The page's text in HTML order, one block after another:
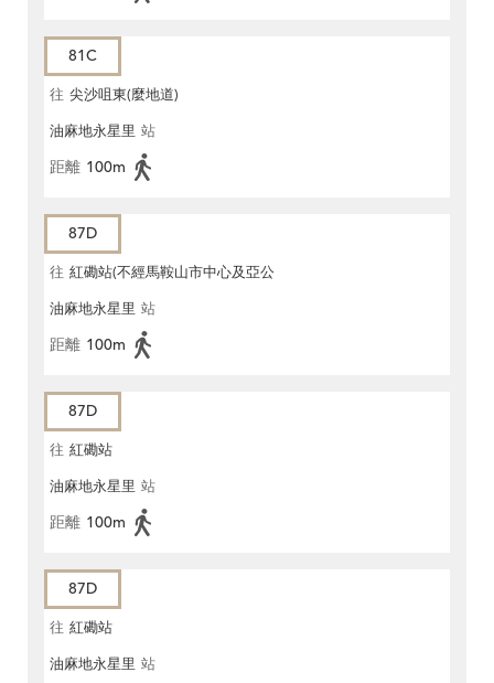
81C
往 尖沙咀東(麼地道)
油麻地永星里 站
距離 100m
87D
往 紅磡站(不經馬鞍山市中心及亞公
角街)
油麻地永星里 站
距離 100m
87D
往 紅磡站
油麻地永星里 站
距離 100m
87D
往 紅磡站
油麻地永星里 站